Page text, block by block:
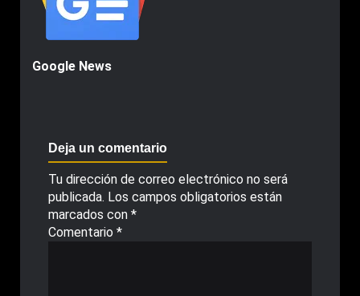
Google News
Deja un comentario
Tu dirección de correo electrónico no será
publicada. Los campos obligatorios están
marcados con *
Comentario *